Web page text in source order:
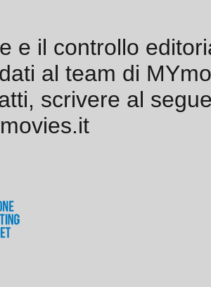
e il controllo
al team di
scrivere al